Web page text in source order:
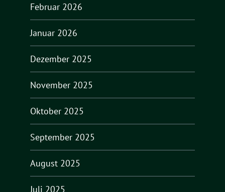
Februar 2026
Januar 2026
Dezember 2025
November 2025
Oktober 2025
September 2025
August 2025
Juli 2025